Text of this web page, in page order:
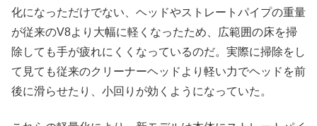
化になっただけでない、ヘッドやストレートパイプの重量
が従来のV8より大幅に軽くなったため、広範囲の床を掃
除しても手が疲れにくくなっているのだ。実際に掃除をし
て見ても従来のクリーナーヘッドより軽い力でヘッドを前
後に滑らせたり、小回りが効くようになっていた。